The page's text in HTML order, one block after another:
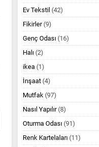
Ev Tekstil (42)
Fikirler(9)
Genç Odası (16)
Halı (2)
ikea (1)
İnşaat (4)
Mutfak (97)
Nasıl Yapılır(8)
Oturma Odası (91)
Renk Kartelaları (11)